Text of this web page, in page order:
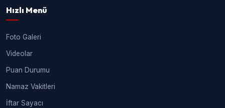
Hızlı Menü
Foto Galeri
Videolar
Puan Durumu
Namaz Vakitleri
İftar Sayacı